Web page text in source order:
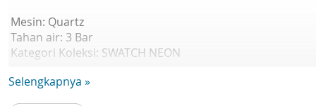
Mesin: Quartz
Tahan air: 3 Bar
Kategori Koleksi: SWATCH NEON
Tebal: 14,00 mm
Selengkapnya »